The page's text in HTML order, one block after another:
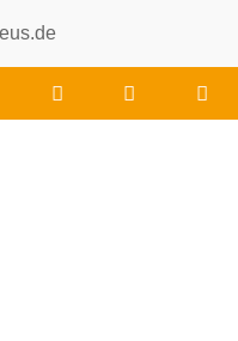
WÜNSCHE/
SIE